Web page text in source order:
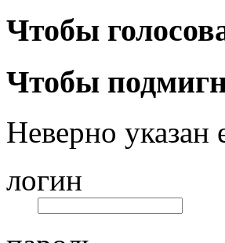
Чтобы
Чтобы
Неверно указан
логин